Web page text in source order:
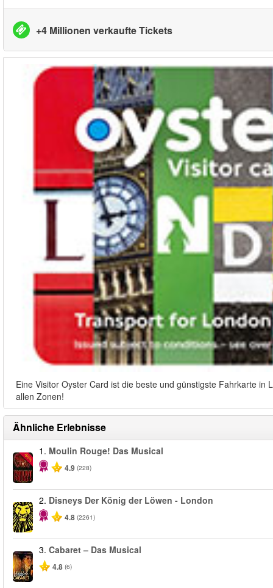
+4 Millionen verkaufte Tickets
Eine Visitor Oyster Card ist die beste und günstigste Fahrkarte
allen Zonen!
Ähnliche Erlebnisse
-50%
1. Moulin Rouge! Das Musical
4.9 (228)
2. Disneys Der König der Löwen - London
4.8 (2261)
3. Cabaret – Das Musical
4.8 (6)